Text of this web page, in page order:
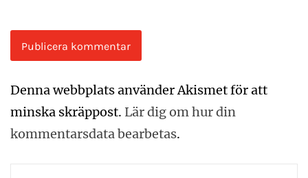
Denna webbplats använder Akismet för att
minska skräppost. Lär dig om hur din
kommentarsdata bearbetas.